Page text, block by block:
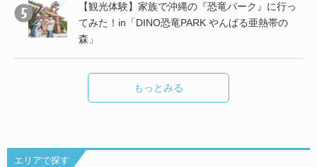
【観光体験】家族で沖縄の『恐竜パーク』に行っ
てみた！in「DINO恐竜PARK やんばる亜熱帯の
森」
もっとみる
エリアで探す